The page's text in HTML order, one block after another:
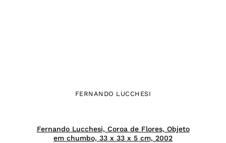
FERNANDO LUCCHESI
Fernando Lucchesi, Coroa de Flores, Objeto
em chumbo, 33 x 33 x 5 cm, 2002